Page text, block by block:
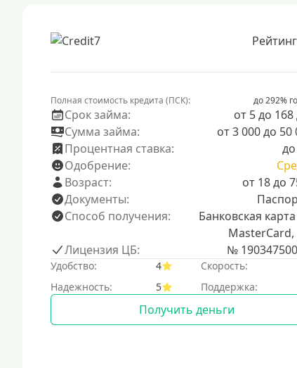
Полная стоимость кредита (ПСК): до 292%
Срок займа:
от 5 до
Сумма займа:
от 3 000 до 50
Процентная ставка:
Одобрение:
Возраст:
от 18 до
Документы:
Способ получения:
Банковская
Лицензия ЦБ:
№
Удобство: 4 Скорость:
Надежность:
5 Поддержка:
Получить деньги